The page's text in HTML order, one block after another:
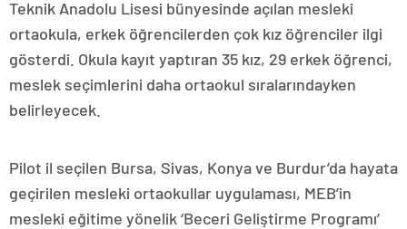
Teknik Anadolu Lisesi bünyesinde açılan mesleki
ortaokula, erkek öğrencilerden çok kız öğrenciler ilgi
gösterdi. Okula kayıt yaptıran 35 kız, 29 erkek öğrenci,
meslek seçimlerini daha ortaokul sıralarındayken
belirleyecek.
Pilot il seçilen Bursa, Sivas, Konya ve Burdur’da hayata
geçirilen mesleki ortaokullar uygulaması, MEB’in
mesleki eğitime yönelik ‘Beceri Geliştirme Programı’